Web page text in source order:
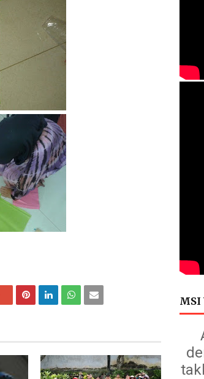
MSI